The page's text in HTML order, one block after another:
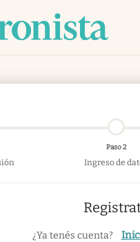
Paso 2
Ingreso de
¿Ya tenés cuenta?